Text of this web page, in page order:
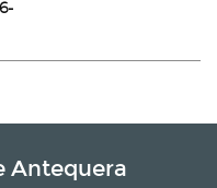
Antequera